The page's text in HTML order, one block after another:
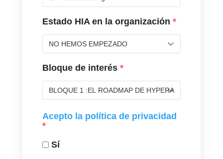
Estado HIA en la organización *
Bloque de interés *
Acepto la política de privacidad
*
Sí